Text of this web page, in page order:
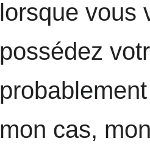
lorsque vous
possédez
mon cas,